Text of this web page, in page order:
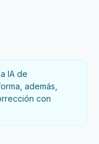
IA de
además,
con